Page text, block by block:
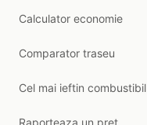
Calculator economie
Comparator traseu
Cel mai ieftin combustibil
Raporteaza un pret